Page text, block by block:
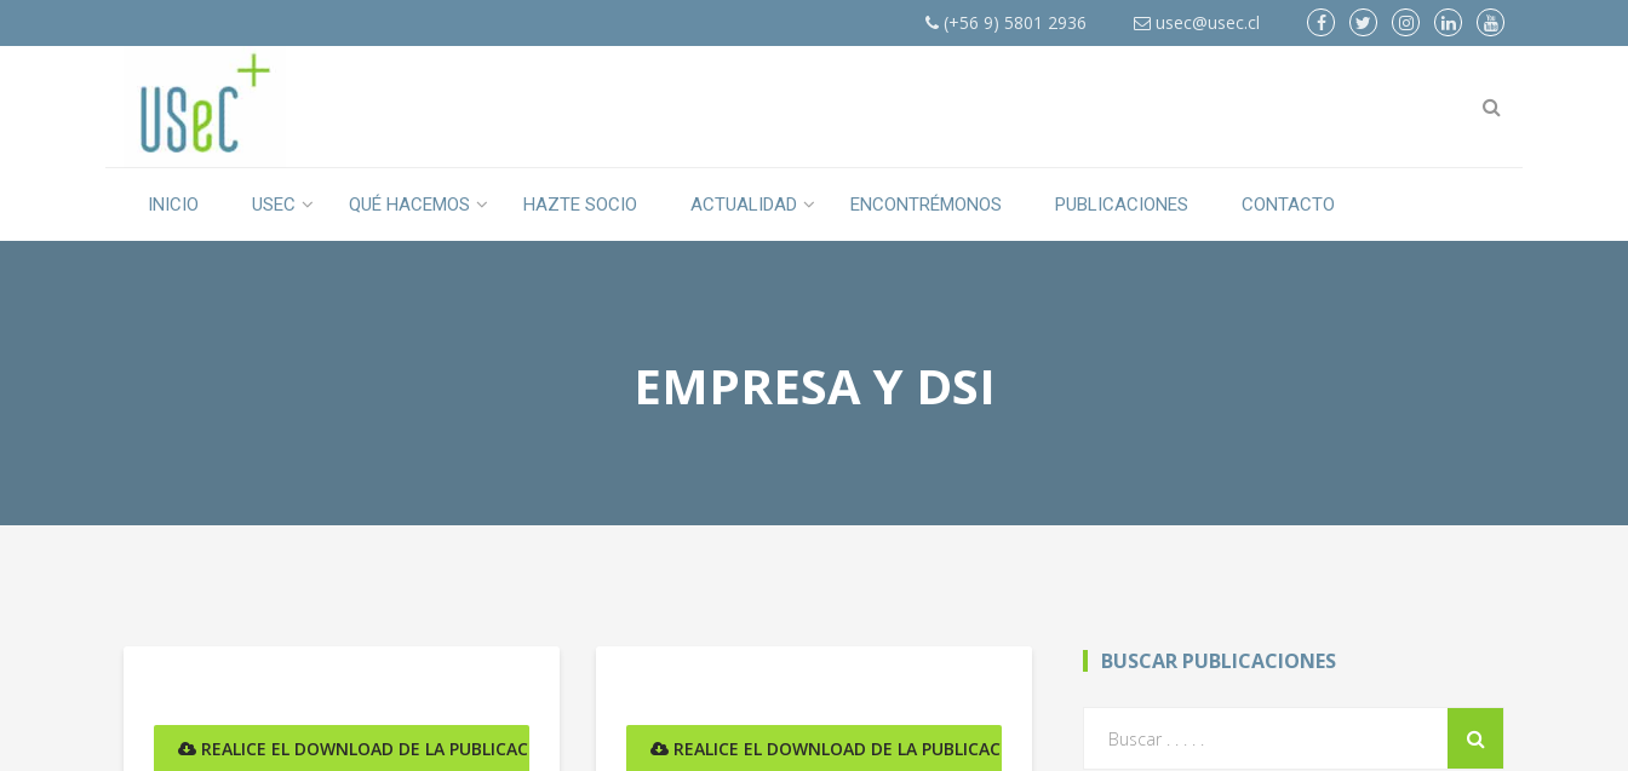
(+56 9) 5801 2936 usec@usec.cl
INICIO USEC QUÉ HACEMOS HAZTE SOCIO ACTUALIDAD ENCONTRÉMONOS PUBLICACIONES CONTACTO
EMPRESA Y DSI
REALICE EL DOWNLOAD DE LA PUBLICACIÓN AQUÍ REALICE EL DOWNLOAD DE LA PUBLICACIÓN AQUÍ
BUSCAR PUBLICACIONES